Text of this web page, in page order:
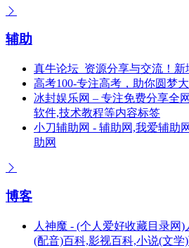
辅助
真牛论坛_资源分享与交流！新
高考100-专注高考，助你圆梦大
冰封娱乐网 – 专注免费分享全
软件,技术教程等内容标签
小刀辅助网 - 辅助网,我爱辅助
助网
博客
人神魔 - (个人爱好收藏目录网
(配音)百科,影视百科,小说(文